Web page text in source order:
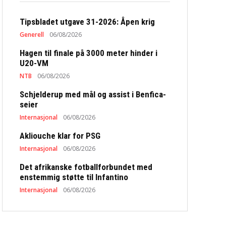
Tipsbladet utgave 31-2026: Åpen krig
Generell 06/08/2026
Hagen til finale på 3000 meter hinder i
U20-VM
NTB 06/08/2026
Schjelderup med mål og assist i Benfica-
seier
Internasjonal 06/08/2026
Akliouche klar for PSG
Internasjonal 06/08/2026
Det afrikanske fotballforbundet med
enstemmig støtte til Infantino
Internasjonal 06/08/2026